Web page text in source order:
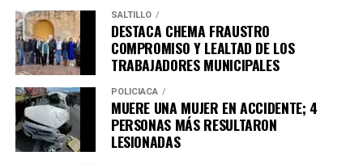
SALTILLO
DESTACA CHEMA FRAUSTRO
COMPROMISO Y LEALTAD DE LOS
TRABAJADORES MUNICIPALES
POLICÍACA
MUERE UNA MUJER EN ACCIDENTE; 4
PERSONAS MÁS RESULTARON
LESIONADAS